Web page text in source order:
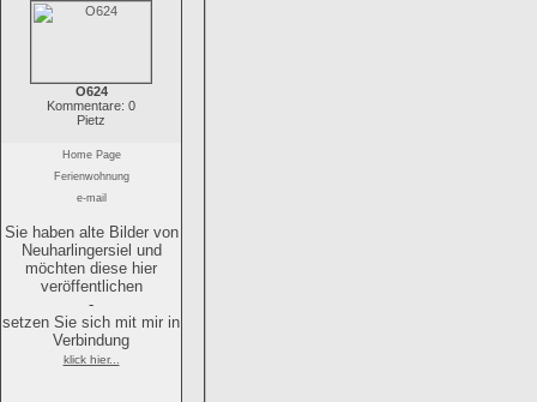
O624
Kommentare: 0
Pietz
Home Page
Ferienwohnung
e-mail
Sie haben alte Bilder von
Neuharlingersiel und
möchten diese hier
veröffentlichen
-
setzen Sie sich mit mir in
Verbindung
klick hier...